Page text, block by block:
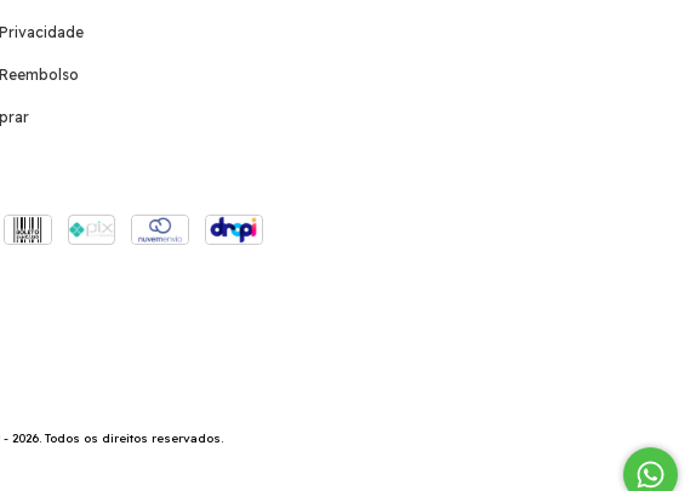
- 2026. Todos os direitos reservados.